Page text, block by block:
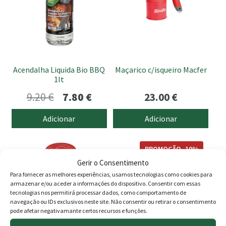
Gerir o Consentimento
Para fornecer as melhores experiências, usamos tecnologias como cookies para
armazenar e/ou aceder a informações do dispositivo. Consentir com essas
tecnologias nos permitirá processar dados, como comportamento de
navegação ou IDs exclusivos neste site. Não consentir ou retirar o consentimento
pode afetar negativamante certos recursos e funções.
Acendalha Liquida Bio BBQ
1lt
9.20€
preço
original
era:
9.20 €.
7.80 €O
atual
7.80 €.
Adicionar
Maçarico c/isqueiro Macfer
23.00€
Adicionar
PROMOÇÃO -10%